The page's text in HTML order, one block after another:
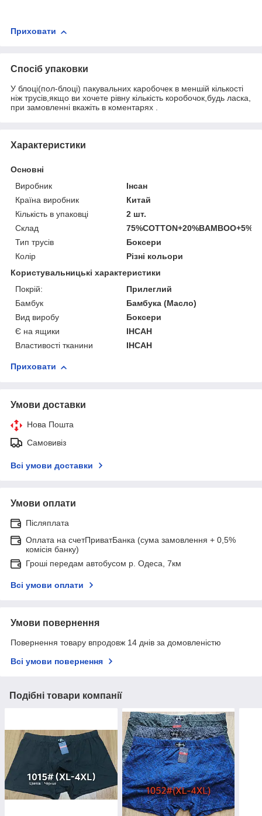
Приховати
Спосіб упаковки
У блоці(пол-блоці) пакувальних каробочек в меншій кількості
ніж трусів,якщо ви хочете рівну кількість коробочок,будь ласка,
при замовленні вкажіть в коментарях .
Характеристики
Основні
Виробник
Інсан
Країна виробник
Китай
Кількість в упаковці
2 шт.
Склад
Тип трусів
Боксери
Колір
Різні кольори
Користувальницькі характеристики
Покрій:
Прилеглий
Бамбук
Бамбука (Масло)
Вид виробу
Боксери
Є на ящики
ІНСАН
Властивості тканини
ІНСАН
Приховати
Умови доставки
Нова Пошта
Самовивіз
Всі умови доставки
Умови оплати
Післяплата
Оплата на счетПриватБанка (сума замовлення + 0,5%
комісія банку)
Гроші передам автобусом р. Одеса, 7км
Всі умови оплати
Умови повернення
Повернення товару впродовж 14 днів за домовленістю
Всі умови повернення
Подібні товари компанії